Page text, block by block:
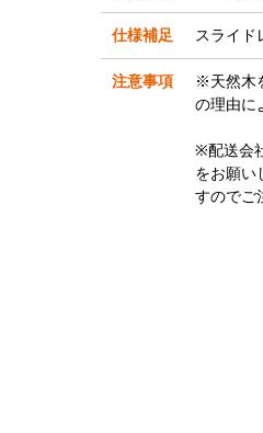
仕様補足 スライド
注意事項
※天然木
の理由に
※配送会
をお願い
すのでご